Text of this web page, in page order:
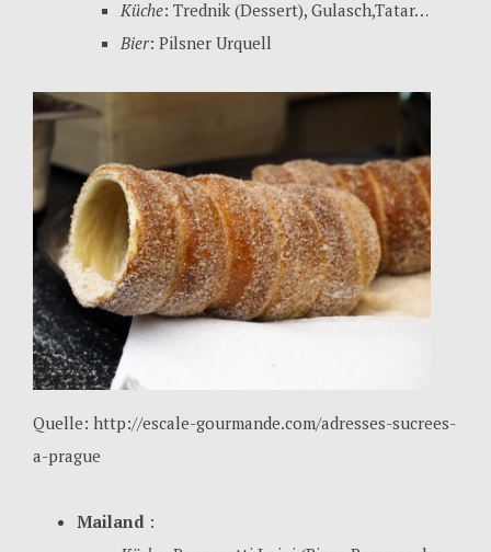
Küche: Trednik (Dessert), Gulasch,Tatar…
Bier: Pilsner Urquell
Quelle: http://escale-gourmande.com/adresses-sucrees-
a-prague
Mailand: